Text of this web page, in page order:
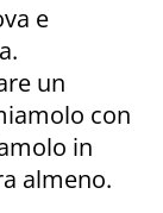
e
un
con
in
almeno.